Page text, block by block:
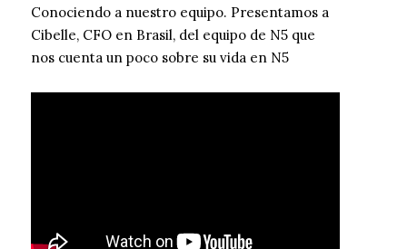
Conociendo a nuestro equipo. Presentamos a
Cibelle, CFO en Brasil, del equipo de N5 que
nos cuenta un poco sobre su vida en N5